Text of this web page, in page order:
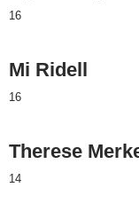
16
Mi Ridell
16
Therese
14